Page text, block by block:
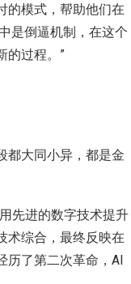
的模式，帮助他们在
是倒逼机制，在这个
的过程。”
都大同小异，都是金
先进的数字技术提升
术综合，最终反映在
历了第二次革命，AI